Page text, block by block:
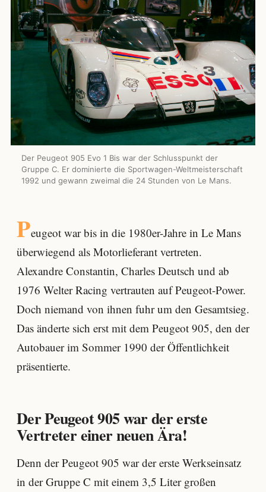
Der Peugeot 905 Evo 1 Bis war der Schlusspunkt der
Gruppe C. Er dominierte die Sportwagen-Weltmeisterschaft
1992 und gewann zweimal die 24 Stunden von Le Mans.
Peugeot war bis in die 1980er-Jahre in Le Mans
überwiegend als Motorlieferant vertreten.
Alexandre Constantin, Charles Deutsch und ab
1976 Welter Racing vertrauten auf Peugeot-Power.
Doch niemand von ihnen fuhr um den Gesamtsieg.
Das änderte sich erst mit dem Peugeot 905, den der
Autobauer im Sommer 1990 der Öffentlichkeit
präsentierte.
Der Peugeot 905 war der erste
Vertreter einer neuen Ära!
Denn der Peugeot 905 war der erste Werkseinsatz
in der Gruppe C mit einem 3,5 Liter großen